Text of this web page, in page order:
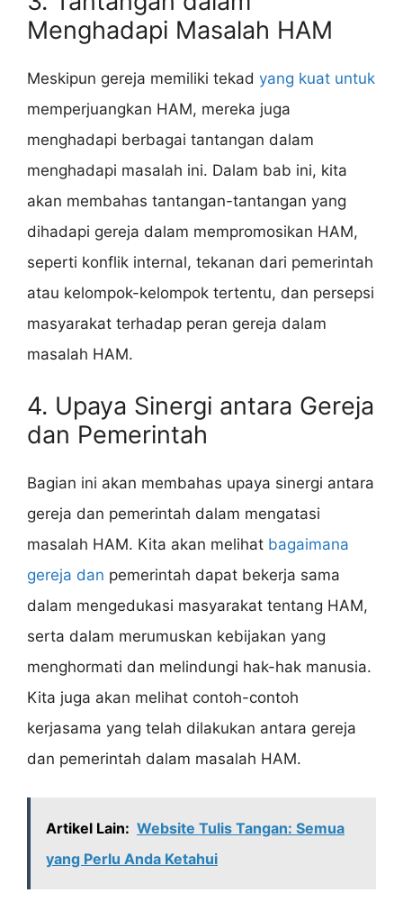
Menghadapi Masalah HAM
Meskipun gereja memiliki tekad yang kuat untuk
memperjuangkan HAM, mereka juga
menghadapi berbagai tantangan dalam
menghadapi masalah ini. Dalam bab ini, kita
akan membahas tantangan-tantangan yang
dihadapi gereja dalam mempromosikan HAM,
seperti konflik internal, tekanan dari pemerintah
atau kelompok-kelompok tertentu, dan persepsi
masyarakat terhadap peran gereja dalam
masalah HAM.
4. Upaya Sinergi antara Gereja
dan Pemerintah
Bagian ini akan membahas upaya sinergi antara
gereja dan pemerintah dalam mengatasi
masalah HAM. Kita akan melihat bagaimana
gereja dan pemerintah dapat bekerja sama
dalam mengedukasi masyarakat tentang HAM,
serta dalam merumuskan kebijakan yang
menghormati dan melindungi hak-hak manusia.
Kita juga akan melihat contoh-contoh
kerjasama yang telah dilakukan antara gereja
dan pemerintah dalam masalah HAM.
Artikel Lain: Website Tulis Tangan: Semua
yang Perlu Anda Ketahui